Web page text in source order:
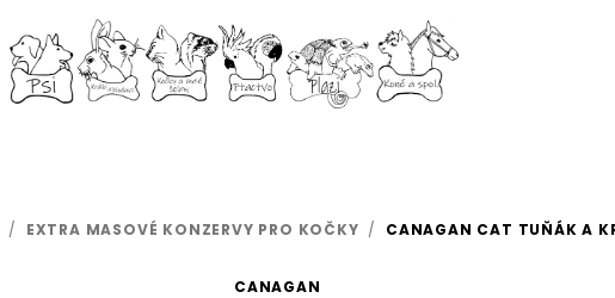
/ EXTRA MASOVÉ KONZERVY PRO KOČKY / CANAGAN CAT TUŇÁK A
CANAGAN